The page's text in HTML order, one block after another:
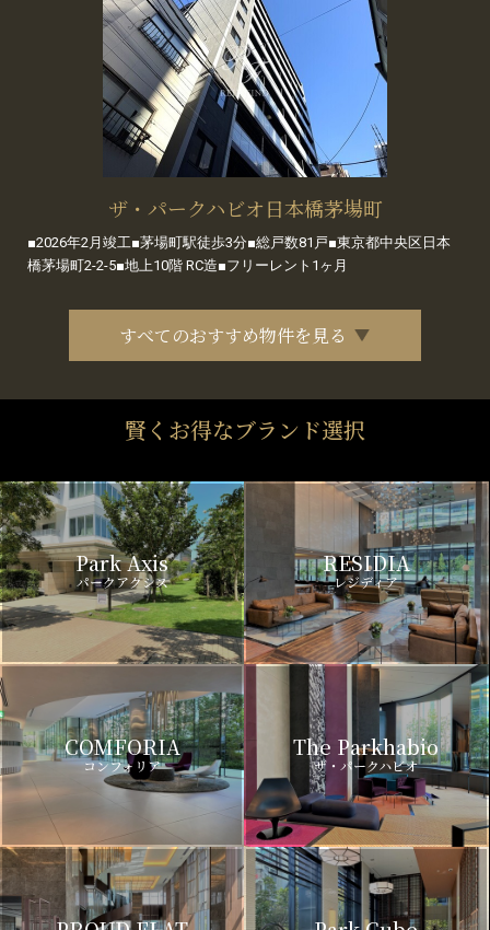
ザ・パークハビオ日本橋茅場町
■2026年2月竣工■茅場町駅徒歩3分■総戸数81戸■東京都中央区日本
橋茅場町2-2-5■地上10階 RC造■フリーレント1ヶ月
すべてのおすすめ物件を見る
賢くお得なブランド選択
Park Axis
パークアクシス
RESIDIA
レジディア
COMFORIA
コンフォリア
The Parkhabio
ザ・パークハビオ